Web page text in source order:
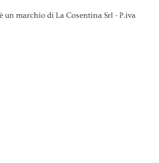
un marchio di La Cosentina Srl - P.iva